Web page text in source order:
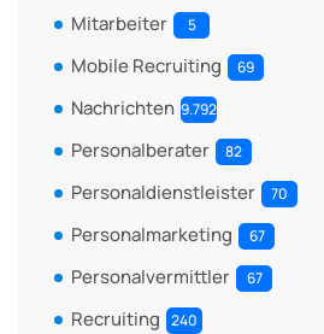
Mitarbeiter 5
Mobile Recruiting 69
Nachrichten 9.792
Personalberater 82
Personaldienstleister 70
Personalmarketing 67
Personalvermittler 67
Recruiting 240